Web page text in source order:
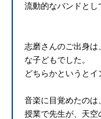
流動的なバンドとし
志磨さんのご出身は
な子どもでした。
どちらかというとイ
音楽に目覚めたのは
授業で先生が、天空